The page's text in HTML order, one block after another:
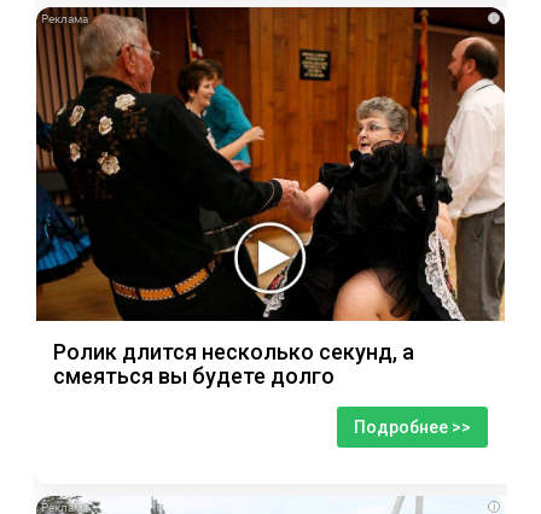
i
Ролик длится несколько секунд, а
смеяться вы будете долго
Подробнее >>
i